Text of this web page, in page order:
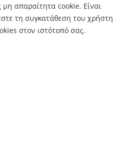
μη απαραίτητα cookie. Είναι
τη συγκατάθεση του χρήστη
στον ιστότοπό σας.